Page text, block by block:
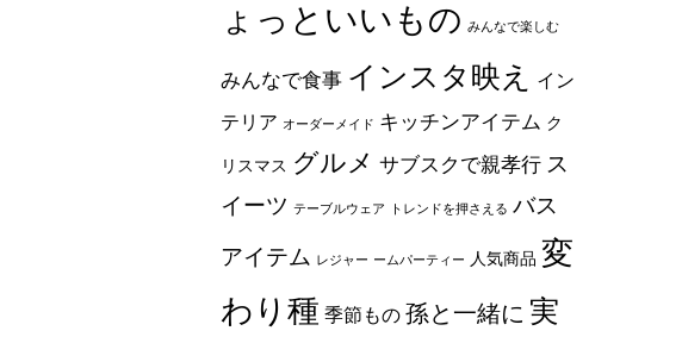
ょっといいもの みんなで楽しむ
みんなで食事 インスタ映え イン
テリア オーダーメイド キッチンアイテム ク
リスマス グルメ サブスクで親孝行 ス
イーツ テーブルウェア トレンドを押さえる バス
アイテム レジャー ームパーティー 人気商品 変
わり種 季節もの 孫と一緒に 実